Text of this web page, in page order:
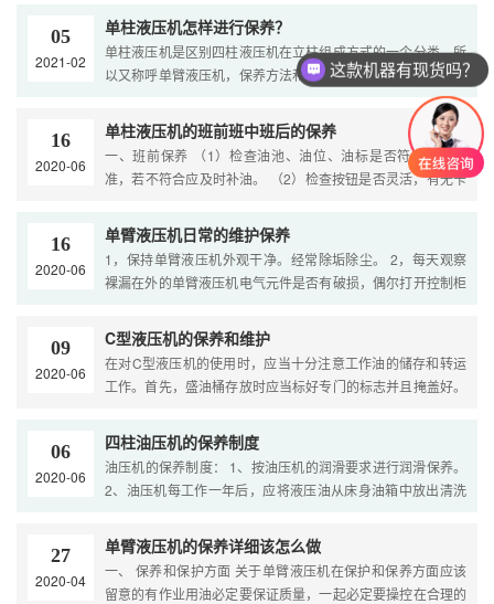
油液 ....
05
2021-02
单柱液压机怎样进行保养？
单柱液压机是区别四柱液压机在立柱组成方式的一个分类，所
以又称呼单臂液压机，保养方法和四柱几乎相同，滕州众友重
工液压机厂家小编提醒您 ，日常保养单臂液压机，需要注意一
....
16
2020-06
单柱液压机的班前班中班后的保养
一、班前保养 （1）检查油池、油位、油标是否符合规定标
准，若不符合应及时补油。 （2）检查按钮是否灵活，有无卡
应紧 ....
16
2020-06
单臂液压机日常的维护保养
1，保持单臂液压机外观干净。经常除垢除尘。 2，每天观察
裸漏在外的单臂液压机电气元件是否有破损，偶尔打开控制柜
机 ....
09
2020-06
C型液压机的保养和维护
在对C型液压机的使用时，应当十分注意工作油的储存和转运
工作。首先，盛油桶存放时应当标好专门的标志并且掩盖好。
油 ....
06
2020-06
四柱油压机的保养制度
油压机的保养制度： 1、按油压机的润滑要求进行润滑保养。
2、油压机每工作一年后，应将液压油从床身油箱中放出清洗
....
27
2020-04
单臂液压机的保养详细该怎么做
一、 保养和保护方面 关于单臂液压机在保护和保养方面应该
留意的有作业用油必定要保证质量，一起必定要操控在合理的
这款机器有现货吗？